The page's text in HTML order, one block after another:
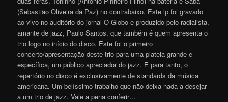
(Sebastião Oliveira da Paz) no contrabaixo. Este lp foi gravado
ao vivo no auditório do jornal O Globo e produzido pelo radialista,
amante de jazz, Paulo Santos, que também é quem apresenta o
trio logo no início do disco. Este foi o primeiro
concerto/apresentação deste trio para uma plateia grande e
específica, um público apreciador do jazz. E para tanto, o
repertório no disco é exclusivamente de standards da música
americana. Um belíssimo trabalho que não deixa nada a desejar
a um trio de jazz. Vale a pena conferir…